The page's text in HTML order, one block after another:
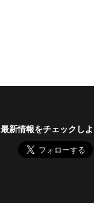
最新情報をチェックしよ